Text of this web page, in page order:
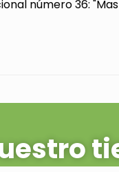
número 36: